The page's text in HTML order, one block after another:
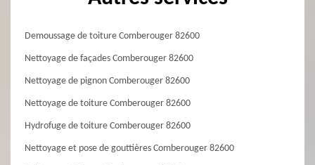
Demoussage de toiture Comberouger 82600
Nettoyage de façades Comberouger 82600
Nettoyage de pignon Comberouger 82600
Nettoyage de toiture Comberouger 82600
Hydrofuge de toiture Comberouger 82600
Nettoyage et pose de gouttières Comberouger 82600